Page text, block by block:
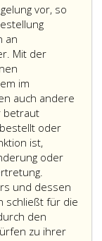
im
dem
oder
mehrere
Stellvertreter
des
Direktors
bestellen.
Dem
Stellvertreter
können
vom
vor, so
an
Mit der
im
auch andere
betraut
oder
ist,
oder
und dessen
schließt für die
den
zu ihrer